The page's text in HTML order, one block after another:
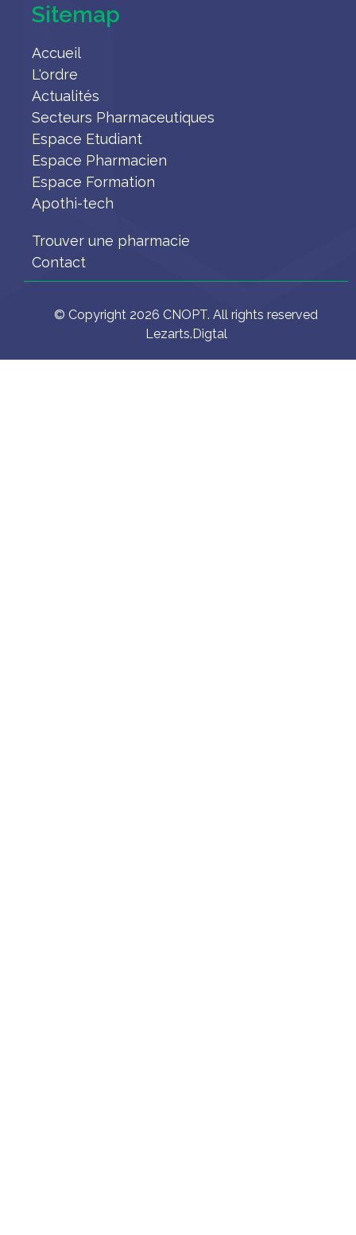
Sitemap
Accueil
L'ordre
Actualités
Secteurs Pharmaceutiques
Espace Etudiant
Espace Pharmacien
Espace Formation
Apothi-tech
Trouver une pharmacie
Contact
© Copyright 2026 CNOPT. All rights reserved
Lezarts.Digtal